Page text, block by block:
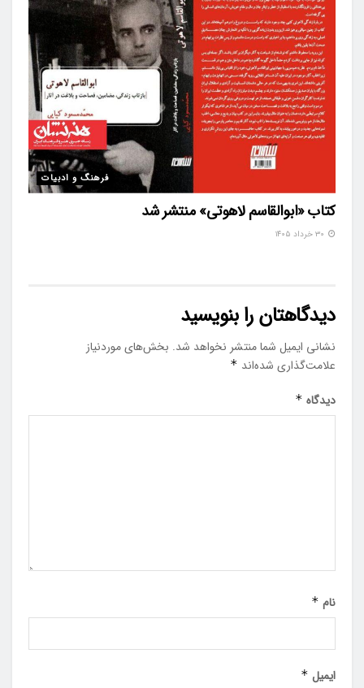
فرهنگ و ادبیات
کتاب «ابوالقاسم لاهوتی» منتشر شد
دیدگاهتان را بنویسید
نشانی ایمیل شما منتشر نخواهد شد. بخش‌های موردنیاز
علامت‌گذاری شده‌اند *
دیدگاه *
نام *
ایمیل *